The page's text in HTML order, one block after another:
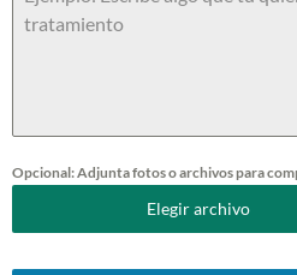
+
Opcional: Adjunta fotos o archivos para
Elegir archivo